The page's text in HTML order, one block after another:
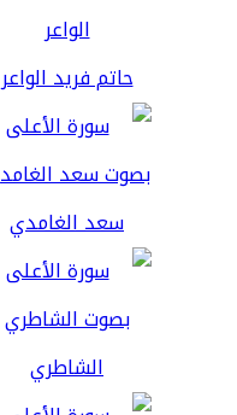
حاتم فريد الواعر
سعد الغامدي
الشاطري